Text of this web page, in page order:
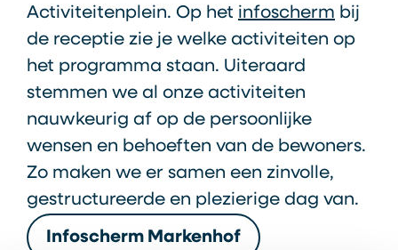
Activiteitenplein. Op het infoscherm bij
de receptie zie je welke activiteiten op
het programma staan. Uiteraard
stemmen we al onze activiteiten
nauwkeurig af op de persoonlijke
wensen en behoeften van de bewoners.
Zo maken we er samen een zinvolle,
gestructureerde en plezierige dag van.
Infoscherm Markenhof